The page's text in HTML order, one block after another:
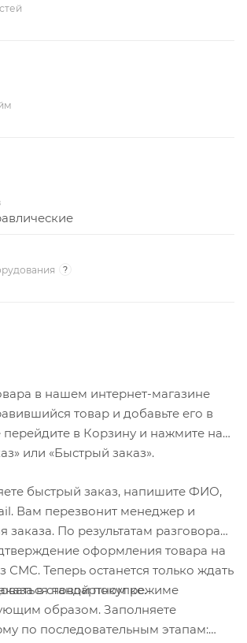
?
в нашем интернет-магазине
товар и добавьте его в
перейдите в Корзину и нажмите на
или «Быстрый заказ».
быстрый заказ, напишите ФИО,
Вам перезвонит менеджер и
заказа. По результатам разговора
оформления товара на
СМС. Теперь останется только ждать
новой покупке.
в стандартном режиме
образом. Заполняете
по последовательным этапам: